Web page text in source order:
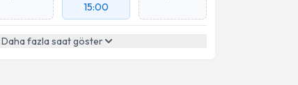
15:00
Daha fazla saat göster